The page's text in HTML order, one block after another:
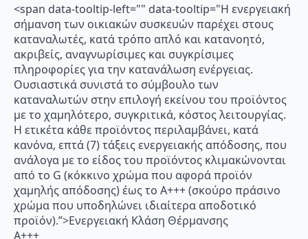
<span data-tooltip-left="" data-tooltip="Η ενεργειακή
σήμανση των οικιακών συσκευών παρέχει στους
καταναλωτές, κατά τρόπο απλό και κατανοητό,
ακριβείς, αναγνωρίσιμες και συγκρίσιμες
πληροφορίες για την κατανάλωση ενέργειας.
Ουσιαστικά συνιστά το σύμβουλο των
καταναλωτών στην επιλογή εκείνου του προϊόντος
με το χαμηλότερο, συγκριτικά, κόστος λειτουργίας.
Η ετικέτα κάθε προϊόντος περιλαμβάνει, κατά
κανόνα, επτά (7) τάξεις ενεργειακής απόδοσης, που
ανάλογα με το είδος του προϊόντος κλιμακώνονται
από το G (κόκκινο χρώμα που αφορά προϊόν
χαμηλής απόδοσης) έως το Α+++ (σκούρο πράσινο
χρώμα που υποδηλώνει ιδιαίτερα αποδοτικό
προϊόν).”>Ενεργειακή Κλάση Θέρμανσης
A+++